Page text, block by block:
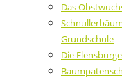
Das
Grundschule
Die